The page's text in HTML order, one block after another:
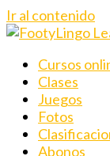
Ir al contenido
Cursos
Clases
Juegos
Fotos
Abonos